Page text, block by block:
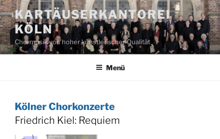
Zum
Inhalt
springen
KARTÄUSERKANTOREI
KÖLN
Chormusik von hoher künstlerischer Qualität
Menü
Kölner Chorkonzerte
Friedrich Kiel: Requiem